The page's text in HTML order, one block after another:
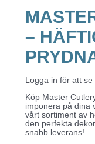
–
Logga in för att se
Köp Master
imponera på dina
vårt sortiment av
den perfekta
snabb leverans!